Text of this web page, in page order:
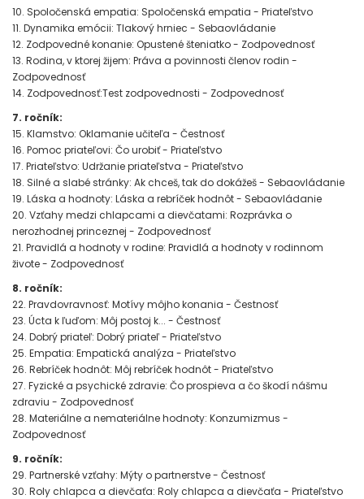
10. Spoločenská empatia: Spoločenská empatia - Priateľstvo
11. Dynamika emócii: Tlakový hrniec - Sebaovládanie
12. Zodpovedné konanie: Opustené šteniatko - Zodpovednosť
13. Rodina, v ktorej žijem: Práva a povinnosti členov rodin -
Zodpovednosť
14. Zodpovednosť:Test zodpovednosti - Zodpovednosť
7. ročník:
15. Klamstvo: Oklamanie učiteľa - Čestnosť
16. Pomoc priateľovi: Čo urobiť - Priateľstvo
17. Priateľstvo: Udržanie priateľstva - Priateľstvo
18. Silné a slabé stránky: Ak chceš, tak do dokážeš - Sebaovládanie
19. Láska a hodnoty: Láska a rebríček hodnôt - Sebaovládanie
20. Vzťahy medzi chlapcami a dievčatami: Rozprávka o
nerozhodnej princeznej - Zodpovednosť
21. Pravidlá a hodnoty v rodine: Pravidlá a hodnoty v rodinnom
živote - Zodpovednosť
8. ročník:
22. Pravdovravnosť: Motívy môjho konania - Čestnosť
23. Úcta k ľuďom: Môj postoj k... - Čestnosť
24. Dobrý priateľ: Dobrý priateľ - Priateľstvo
25. Empatia: Empatická analýza - Priateľstvo
26. Rebríček hodnôt: Môj rebríček hodnôt - Priateľstvo
27. Fyzické a psychické zdravie: Čo prospieva a čo škodí nášmu
zdraviu - Zodpovednosť
28. Materiálne a nemateriálne hodnoty: Konzumizmus -
Zodpovednosť
9. ročník:
29. Partnerské vzťahy: Mýty o partnerstve - Čestnosť
30. Roly chlapca a dievčaťa: Roly chlapca a dievčaťa - Priateľstvo